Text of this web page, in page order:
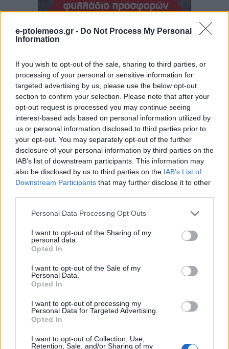
e-ptolemeos.gr - Do Not Process My Personal
Information
If you wish to opt-out of the sale, sharing to third parties, or
processing of your personal or sensitive information for
targeted advertising by us, please use the below opt-out
section to confirm your selection. Please note that after your
opt-out request is processed you may continue seeing
interest-based ads based on personal information utilized by
us or personal information disclosed to third parties prior to
your opt-out. You may separately opt-out of the further
disclosure of your personal information by third parties on the
IAB’s list of downstream participants. This information may
also be disclosed by us to third parties on the IAB’s List of
Downstream Participants that may further disclose it to other
Please note that this website/app uses one or more Google
not limited to your visit or usage behaviour. You may click to
grant or deny consent to Google and its third-party tags to
use your data for below specified purposes in below Google
consent section.
Personal Data Processing Opt Outs
I want to opt-out of the Sharing of my
personal data.
Opted In
I want to opt-out of the Sale of my
Personal Data.
Opted In
I want to opt-out of processing my
Personal Data for Targeted Advertising.
Opted In
I want to opt-out of Collection, Use,
Retention, Sale, and/or Sharing of my